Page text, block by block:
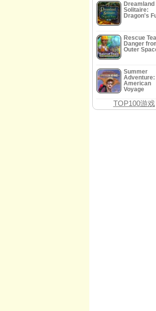
Dreamland
Solitaire:
Dragon's
Rescue
Danger
Outer
Summer
Adventure:
American
Voyage
TOP100游戏